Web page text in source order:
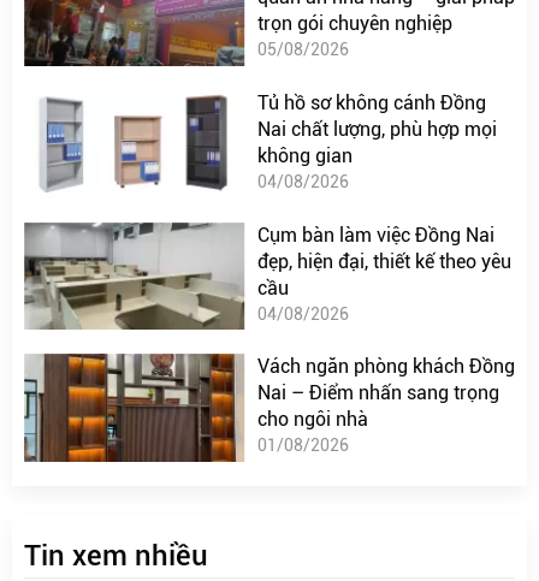
trọn gói chuyên nghiệp
05/08/2026
Tủ hồ sơ không cánh Đồng
Nai chất lượng, phù hợp mọi
không gian
04/08/2026
Cụm bàn làm việc Đồng Nai
đẹp, hiện đại, thiết kế theo yêu
cầu
04/08/2026
Vách ngăn phòng khách Đồng
Nai – Điểm nhấn sang trọng
cho ngôi nhà
01/08/2026
Tin xem nhiều